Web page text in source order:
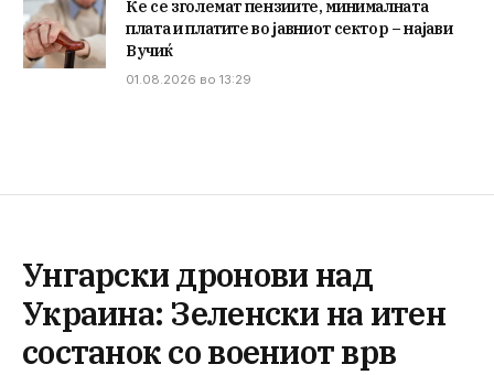
Ќе се зголемат пензиите, минималната
плата и платите во јавниот сектор – најави
Вучиќ
01.08.2026 во 13:29
Унгарски дронови над
Украина: Зеленски на итен
состанок со воениот врв